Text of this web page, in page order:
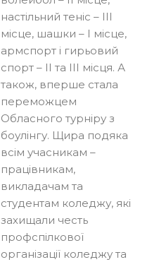
настільний теніс – ІІІ
місце, шашки – І місце,
армспорт і гирьовий
спорт – ІІ та ІІІ місця. А
також, вперше стала
переможцем
Обласного турніру з
боулінгу. Щира подяка
всім учасникам –
працівникам,
викладачам та
студентам коледжу, які
захищали честь
профспілкової
організації коледжу та